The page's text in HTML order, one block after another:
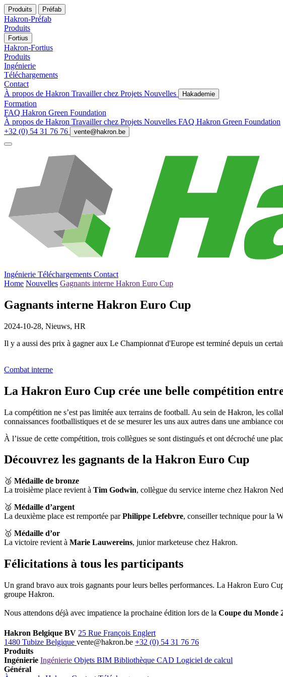
Produits Préfab
Hakron-Préfab
Produits
Fortius
Hakron-Fortius
Produits
Ingénierie
Téléchargements
Contact
À propos de Hakron Travailler chez Projets Nouvelles Hakademie
Formation
FAQ Hakron Green Foundation
À propos de Hakron Travailler chez Projets Nouvelles FAQ Hakron Green Foundation
+32 (0) 54 31 76 76
vente@hakron.be
Ingénierie Téléchargements Contact
Home Nouvelles Gagnants interne Hakron Euro Cup
Gagnants interne Hakron Euro Cup
2024-10-28, Nieuws, HR
Il y a aussi des prix à gagner aux Le Championnat d'Europe est terminé depuis un
Combat interne
La Hakron Euro Cup crée une belle compétition
La compétition ne s’est pas limitée aux terrains de football. Au sein de Hakron, les
connaissances footballistiques et de se mesurer les uns aux autres dans une ambiance
À l’issue de cette compétition, trois collègues se sont distingués et ont décroché une
Découvrez les gagnants de la Hakron Euro Cup
🥉 Médaille de bronze
La troisième place revient à Tim Godwin, collègue du service interne chez Hakron
🥈 Médaille d’argent
La deuxième place est remportée parPhilippe Lefebvre, conseiller technique pour la
🥇 Médaille d’or
La victoire revient à Marie Lauwereins, junior marketeuse chez Hakron.
Félicitations à tous les participants
Un grand bravo aux trois gagnants pour leurs belles performances. La Hakron Euro
groupe Hakron.
Nous attendons déjà avec impatience la prochaine édition lors de la Coupe du Monde
Hakron Belgique BV 25 Rue François Englert
1480 Tubize Belgique vente@hakron.be +32 (0) 54 31 76 76
Produits
Ingénierie Ingénierie Objets BIM Bibliothèque CAD Logiciel de calcul
Général